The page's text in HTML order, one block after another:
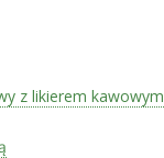
z likierem kawowym